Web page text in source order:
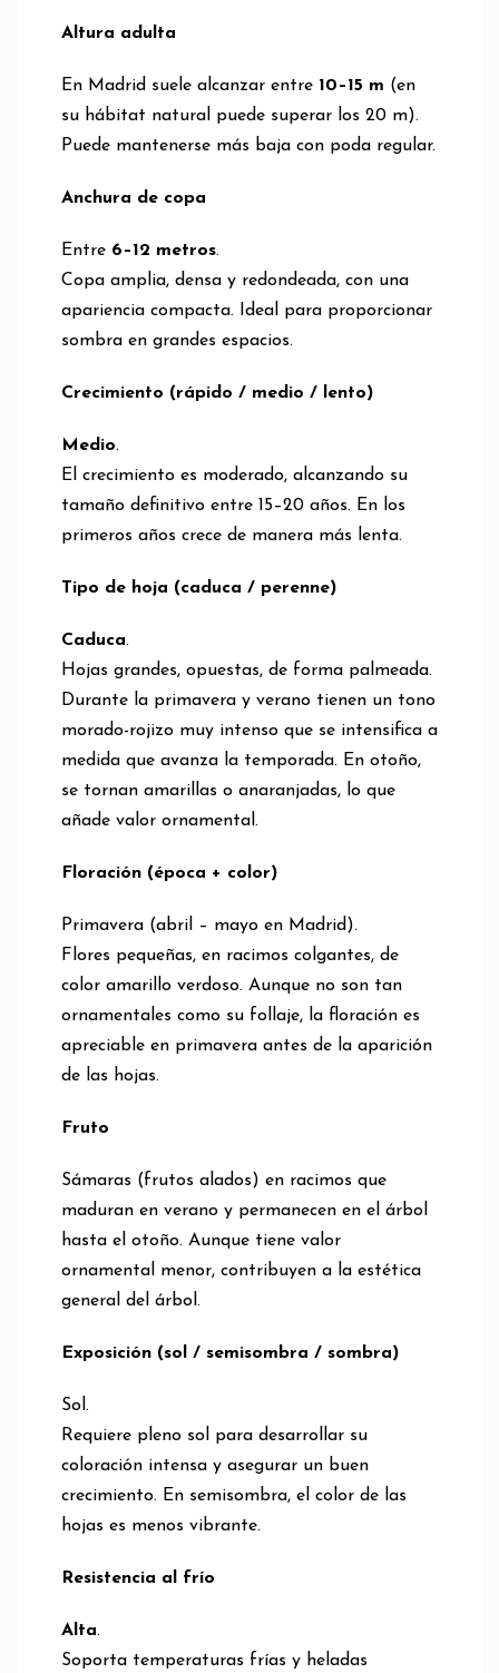
Altura adulta
En Madrid suele alcanzar entre 10–15 m (en
su hábitat natural puede superar los 20 m).
Puede mantenerse más baja con poda regular.
Anchura de copa
Entre 6–12 metros.
Copa amplia, densa y redondeada, con una
apariencia compacta. Ideal para proporcionar
sombra en grandes espacios.
Crecimiento (rápido / medio / lento)
Medio.
El crecimiento es moderado, alcanzando su
tamaño definitivo entre 15–20 años. En los
primeros años crece de manera más lenta.
Tipo de hoja (caduca / perenne)
Caduca.
Hojas grandes, opuestas, de forma palmeada.
Durante la primavera y verano tienen un tono
morado-rojizo muy intenso que se intensifica a
medida que avanza la temporada. En otoño,
se tornan amarillas o anaranjadas, lo que
añade valor ornamental.
Floración (época + color)
Primavera (abril – mayo en Madrid).
Flores pequeñas, en racimos colgantes, de
color amarillo verdoso. Aunque no son tan
ornamentales como su follaje, la floración es
apreciable en primavera antes de la aparición
de las hojas.
Fruto
Sámaras (frutos alados) en racimos que
maduran en verano y permanecen en el árbol
hasta el otoño. Aunque tiene valor
ornamental menor, contribuyen a la estética
general del árbol.
Exposición (sol / semisombra / sombra)
Sol.
Requiere pleno sol para desarrollar su
coloración intensa y asegurar un buen
crecimiento. En semisombra, el color de las
hojas es menos vibrante.
Resistencia al frío
Alta.
Soporta temperaturas frías y heladas